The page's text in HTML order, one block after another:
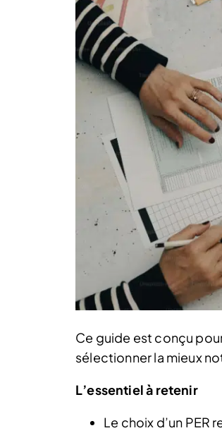
Ce guide est conçu
sélectionner la mieux
L’essentiel à retenir
Le choix d’un PER